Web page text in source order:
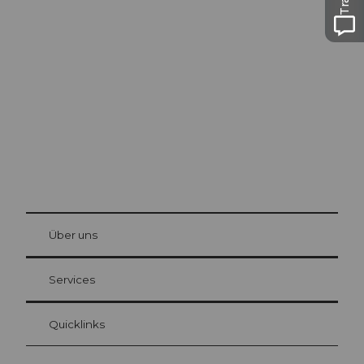
Gästekarte Luzern
Ihre Vorteile als Übernachtungsgast
at Bre
Über uns
Services
Quicklinks